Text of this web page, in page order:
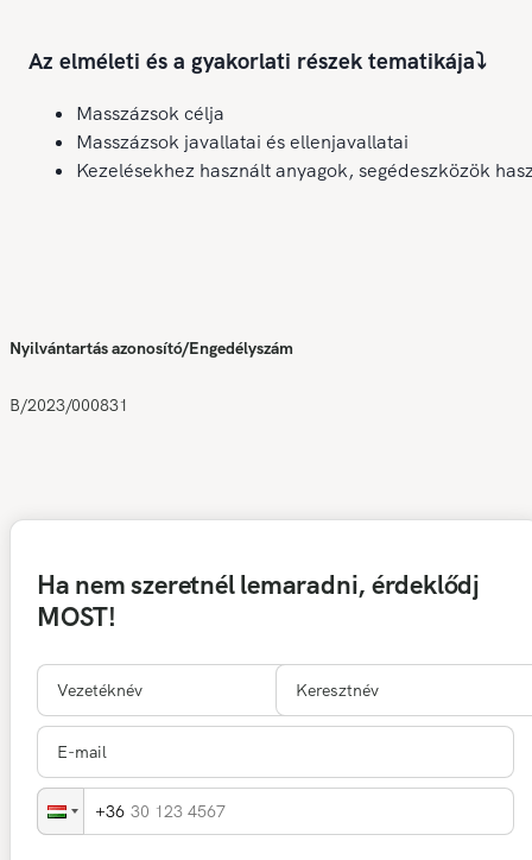
Az elméleti és a gyakorlati részek tematikája⤵️
Masszázsok célja
Masszázsok javallatai és ellenjavallatai
Kezelésekhez használt anyagok, segédeszközök
Nyilvántartás azonosító/Engedélyszám
B/2023/000831
Ha nem szeretnél lemaradni, érdeklődj
MOST!
30 123 4567